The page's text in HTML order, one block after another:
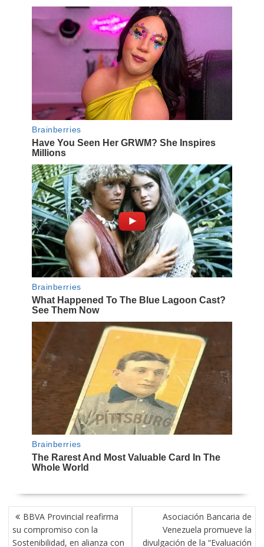
NAVEGACIÓN
DE
ENTRADAS
BBVA Provincial reafirma
su compromiso con la
Sostenibilidad, en alianza con
Asociación Bancaria de
Venezuela promueve la
divulgación de la “Evaluación